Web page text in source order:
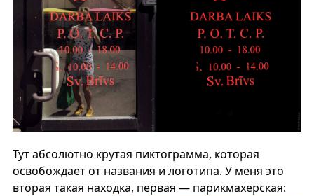
Тут абсолютно крутая пиктограмма, которая
освобождает от названия и логотипа. У меня это
вторая такая находка, первая — парикмахерская: